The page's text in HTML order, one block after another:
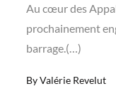
Au cœur des
prochainement
barrage.(…)
ByValérie Revelut